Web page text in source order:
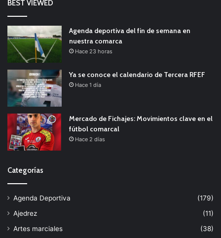
BEST VIEWED
Agenda deportiva del fin de semana en
nuestra comarca
Hace 23 horas
Ya se conoce el calendario de Tercera RFEF
Hace 1 día
Mercado de Fichajes: Movimientos clave en el
fútbol comarcal
Hace 2 días
Categorías
Agenda Deportiva
(179)
Ajedrez
(11)
Artes marciales
(38)